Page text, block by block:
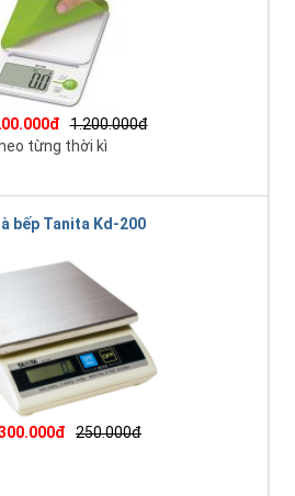
1.200.000đ
từng thời kì
bếp Tanita Kd-200
250.000đ